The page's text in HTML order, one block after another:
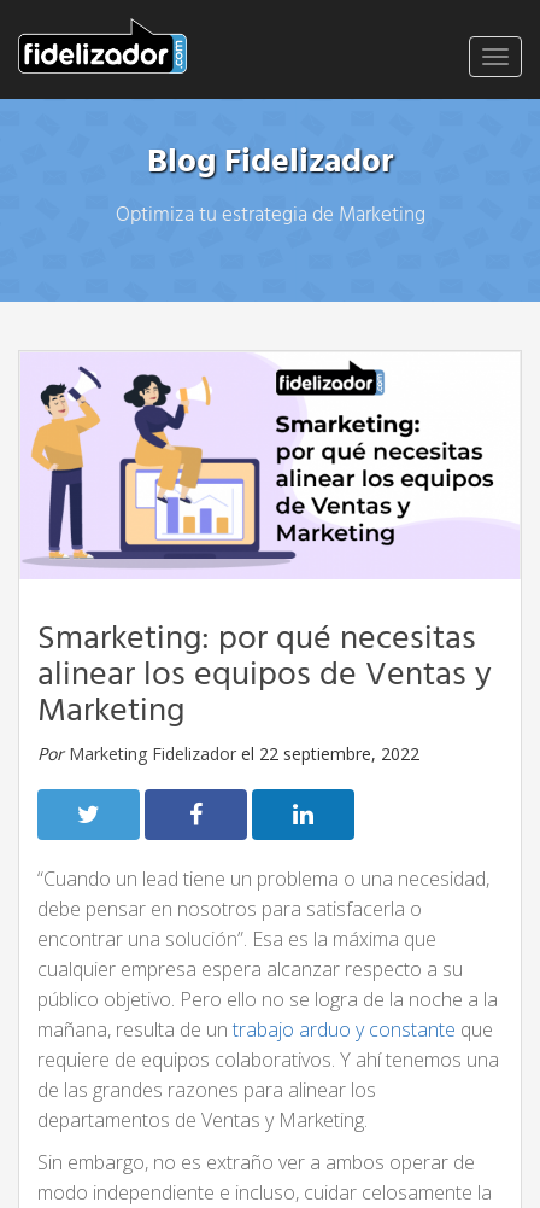
Blog Fidelizador
Optimiza tu estrategia de Marketing
Smarketing: por qué necesitas
alinear los equipos de Ventas y
Marketing
Por Marketing Fidelizador el 22 septiembre, 2022
“Cuando un lead tiene un problema o una necesidad,
debe pensar en nosotros para satisfacerla o
encontrar una solución”. Esa es la máxima que
cualquier empresa espera alcanzar respecto a su
público objetivo. Pero ello no se logra de la noche a la
mañana, resulta de un trabajo arduo y constante que
requiere de equipos colaborativos. Y ahí tenemos una
de las grandes razones para alinear los
departamentos de Ventas y Marketing.
Sin embargo, no es extraño ver a ambos operar de
modo independiente e incluso, cuidar celosamente la